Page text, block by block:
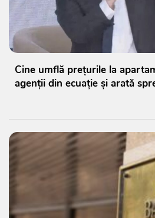
Cine umflă prețurile la
agenții din ecuație și arată